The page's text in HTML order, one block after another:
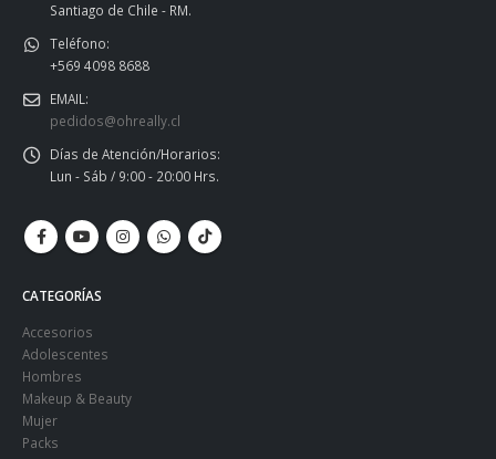
Santiago de Chile - RM.
Teléfono:
+569 4098 8688
EMAIL:
pedidos@ohreally.cl
Días de Atención/Horarios:
Lun - Sáb / 9:00 - 20:00 Hrs.
CATEGORÍAS
Accesorios
Adolescentes
Hombres
Makeup & Beauty
Mujer
Packs